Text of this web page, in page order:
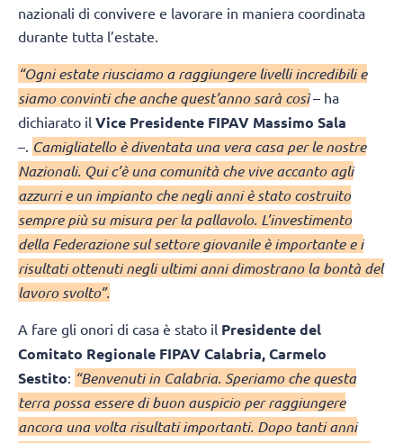
nazionali di convivere e lavorare in maniera coordinata
durante tutta l’estate.
“Ogni estate riusciamo a raggiungere livelli incredibili e
siamo convinti che anche quest’anno sarà così– ha
dichiarato il Vice Presidente FIPAV Massimo Sala
–. Camigliatello è diventata una vera casa per le nostre
Nazionali. Qui c’è una comunità che vive accanto agli
azzurri e un impianto che negli anni è stato costruito
sempre più su misura per la pallavolo. L’investimento
della Federazione sul settore giovanile è importante e i
risultati ottenuti negli ultimi anni dimostrano la bontà del
lavoro svolto”.
A fare gli onori di casa è stato il Presidente del
Comitato Regionale FIPAV Calabria, Carmelo
Sestito: “Benvenuti in Calabria. Speriamo che questa
terra possa essere di buon auspicio per raggiungere
ancora una volta risultati importanti. Dopo tanti anni